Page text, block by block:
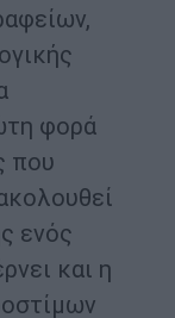
φορά
που
ενός
και η